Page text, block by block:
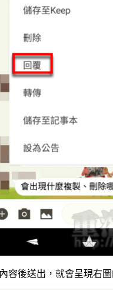
後送出，就會呈現右